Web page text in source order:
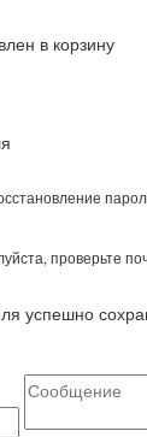
в корзину
проверьте
успешно